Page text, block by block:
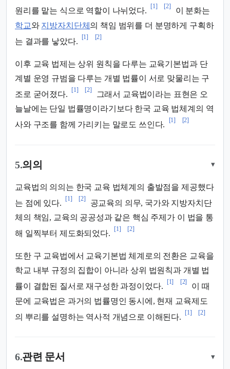
원리를 맡는 식으로 역할이 나뉘었다.
[1] [2]
이 분화는
학교와 지방자치단체 의 책임 범위를 더 분명하게 구획하
는 결과를 낳았다.
[1] [2]
이후 교육 법제는 상위 원칙을 다루는 교육기본법과 단
계별 운영 규범을 다루는 개별 법률이 서로 맞물리는 구
조로 굳어졌다.
[1] [2]
그래서 교육법이라는 표현은 오
늘날에는 단일 법률명이라기보다 한국 교육 법체계의 역
사와 구조를 함께 가리키는 말로도 쓰인다.
[1] [2]
5.의의 ▾
교육법의 의의는 한국 교육 법체계의 출발점을 제공했다
는 점에 있다.
[1] [2]
공교육의 의무, 국가와 지방자치단
체의 책임, 교육의 공공성과 같은 핵심 주제가 이 법을 통
해 일찍부터 제도화되었다.
[1] [2]
또한 구 교육법에서 교육기본법 체계로의 전환은 교육을
학교 내부 규정의 집합이 아니라 상위 법원칙과 개별 법
률이 결합된 질서로 재구성한 과정이었다.
[1] [2]
이 때
문에 교육법은 과거의 법률명인 동시에, 현재 교육제도
의 뿌리를 설명하는 역사적 개념으로 이해된다.
[1] [2]
6.관련 문서 ▾